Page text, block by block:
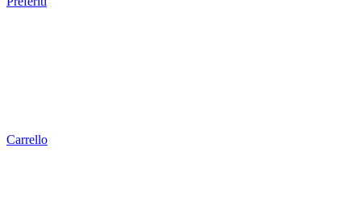
Carrello